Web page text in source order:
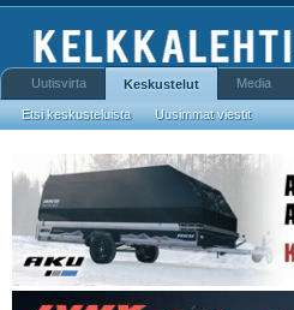
Uutisvirta Keskustelut
Etsi keskusteluista Uusimmat viestit
Media